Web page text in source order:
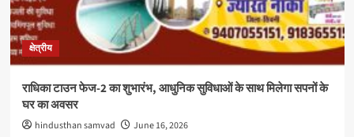
क्षेत्रीय
राधिका टाउन फेज-2 का शुभारंभ, आधुनिक सुविधाओं के साथ मिलेगा सपनों के
घर का अवसर
hindusthan samvad June 16, 2026